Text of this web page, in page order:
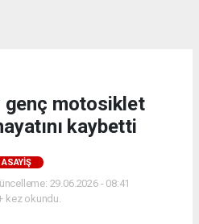
genç motosiklet
kaybetti
ASAYIŞ
29.06.2026 - 08:41
kez okundu.